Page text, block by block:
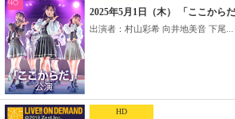
2025年5月1日（木） 「ここから
出演者：村山彩希 向井地美音 下尾...
HD